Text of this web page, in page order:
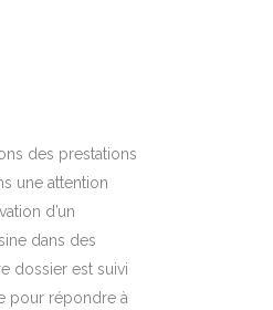
des prestations
une attention
d’un
dans des
dossier est suivi
pour répondre à